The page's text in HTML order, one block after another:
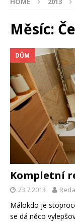
Měsíc:
DŮM
Kompletní
23.7.2013
Málokdo je
se dá něco